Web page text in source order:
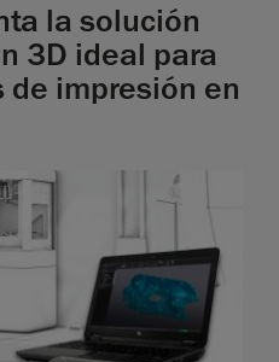
la solución
3D ideal para
impresión en